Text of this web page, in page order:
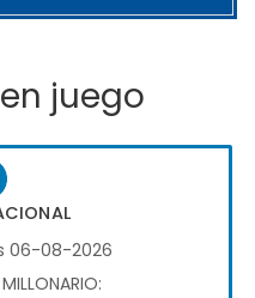
juego
06-08-2026